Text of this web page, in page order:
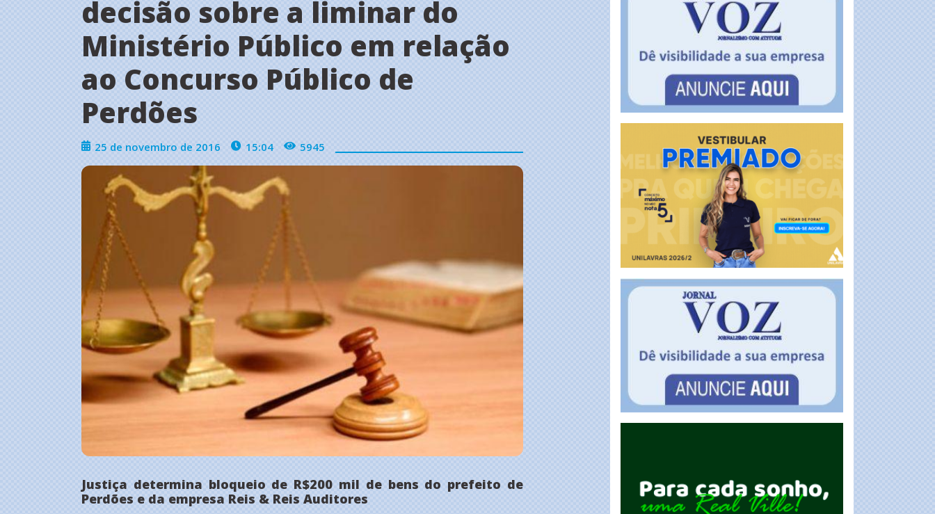
decisão sobre a liminar do
Ministério Público em relação
ao Concurso Público de
Perdões
25 de novembro de 2016 15:04 5945
Justiça determina bloqueio de R$200 mil de bens do prefeito de
Perdões e da empresa Reis & Reis Auditores